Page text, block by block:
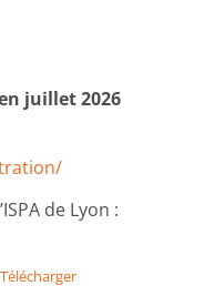
juillet 2026
de Lyon :
Télécharger